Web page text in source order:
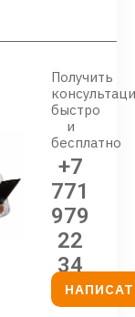
Получить
быстро
и
бесплатно
+7
771
979
22
34